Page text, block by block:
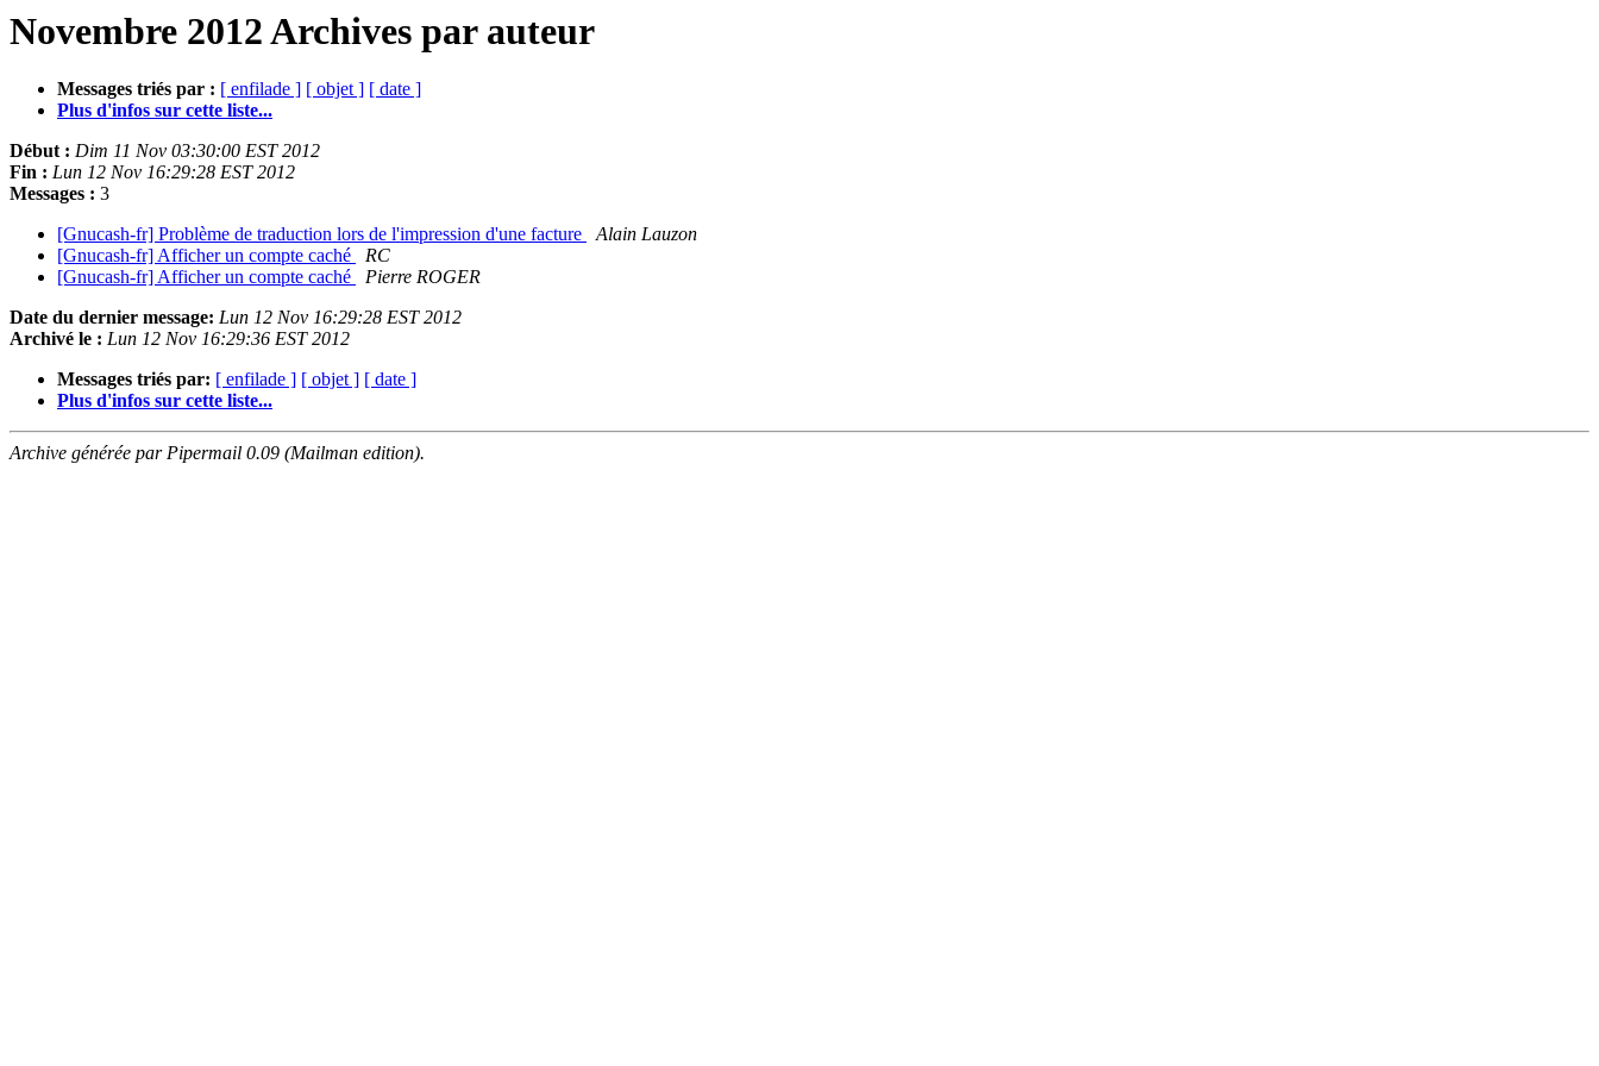
Novembre 2012 Archives par auteur
Messages triés par : [ enfilade ] [ objet ] [ date ]
Plus d'infos sur cette liste...
Début : Dim 11 Nov 03:30:00 EST 2012
Fin : Lun 12 Nov 16:29:28 EST 2012
Messages : 3
[Gnucash-fr] Problème de traduction lors de l'impression d'une facture
Alain Lauzon
[Gnucash-fr] Afficher un compte caché
RC
[Gnucash-fr] Afficher un compte caché
Pierre ROGER
Date du dernier message: Lun 12 Nov 16:29:28 EST 2012
Archivé le : Lun 12 Nov 16:29:36 EST 2012
Messages triés par: [ enfilade ] [ objet ] [ date ]
Plus d'infos sur cette liste...
Archive générée par Pipermail 0.09 (Mailman edition).